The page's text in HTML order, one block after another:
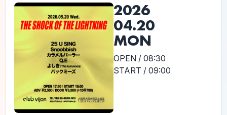
2026
04.20
MON
OPEN / 08:30
START / 09:00